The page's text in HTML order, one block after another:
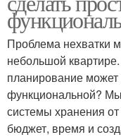
Проблема нехватки
небольшой
планирование может
функциональной?
системы хранения
бюджет, время и